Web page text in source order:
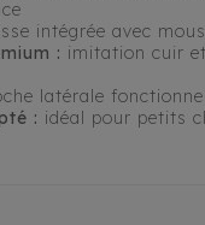
intégrée avec
: imitation cuir
latérale
: idéal pour petits